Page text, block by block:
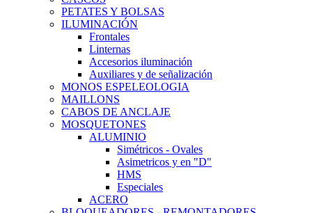
PETATES Y BOLSAS
ILUMINACIÓN
Frontales
Linternas
Accesorios iluminación
Auxiliares y de señalización
MONOS ESPELEOLOGIA
MAILLONS
CABOS DE ANCLAJE
MOSQUETONES
ALUMINIO
Simétricos - Ovales
Asimetricos y en "D"
HMS
Especiales
ACERO